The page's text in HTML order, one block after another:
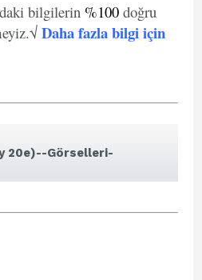
bilgilerin %100 doğru
Daha fazla bilgi için
20e)--Görselleri-